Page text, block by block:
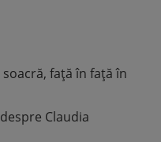
față în față în
Claudia